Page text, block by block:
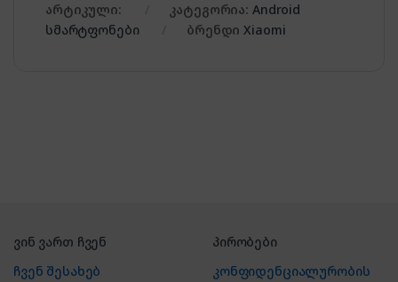
არტიკული: კატეგორია: Android
სმარტფონები
ბრენდიXiaomi
ვინ ვართ ჩვენ
ჩვენ შესახებ
პირობები
კონფიდენციალურობის